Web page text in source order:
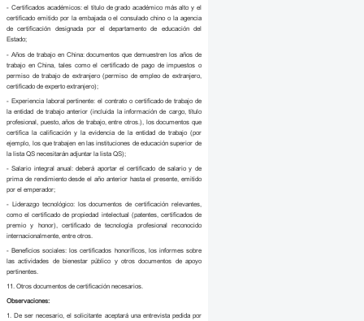
- Certificados académicos: el título de grado académico más alto y el
certificado emitido por la embajada o el consulado chino o la agencia
de certificación designada por el departamento de educación del
Estado;
- Años de trabajo en China: documentos que demuestren los años de
trabajo en China, tales como el certificado de pago de impuestos o
permiso de trabajo de extranjero (permiso de empleo de extranjero,
certificado de experto extranjero);
- Experiencia laboral pertinente: el contrato o certificado de trabajo de
la entidad de trabajo anterior (incluida la información de cargo, título
profesional, puesto, años de trabajo, entre otros.), los documentos que
certifica la calificación y la evidencia de la entidad de trabajo (por
ejemplo, los que trabajen en las instituciones de educación superior de
la lista QS necesitarán adjuntar la lista QS);
- Salario integral anual: deberá aportar el certificado de salario y de
prima de rendimiento desde el año anterior hasta el presente, emitido
por el emperador;
- Liderazgo tecnológico: los documentos de certificación relevantes,
como el certificado de propiedad intelectual (patentes, certificados de
premio y honor), certificado de tecnología profesional reconocido
internacionalmente, entre otros.
- Beneficios sociales: los certificados honoríficos, los informes sobre
las actividades de bienestar público y otros documentos de apoyo
pertinentes.
11. Otros documentos de certificación necesarios.
Observaciones:
1. De ser necesario, el solicitante aceptará una entrevista pedida por